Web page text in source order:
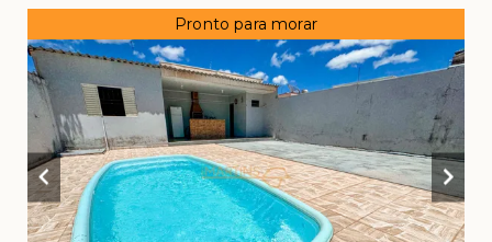
Pronto para morar